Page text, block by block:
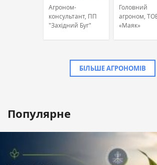
Агроном-
консультант, ПП
"Західний Буг"
Головний
агроном,
«Маяк»
БІЛЬШЕ АГРОНОМІВ
Популярне